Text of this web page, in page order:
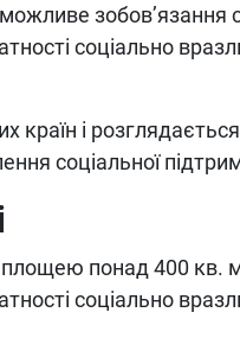
зобов’язання
соціально
країн і
соціальної
площею понад 400
соціально